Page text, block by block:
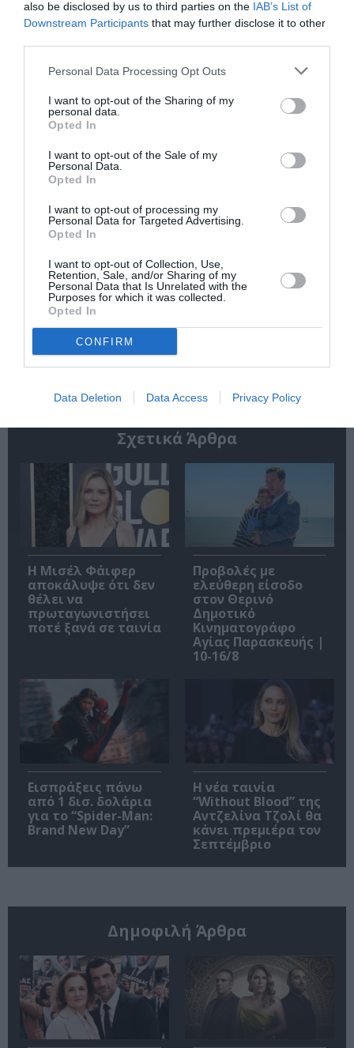
also be disclosed by us to third parties on the IAB’s List of
Downstream Participants that may further disclose it to other
Personal Data Processing Opt Outs
I want to opt-out of the Sharing of my
personal data.
Opted In
I want to opt-out of the Sale of my
Personal Data.
Opted In
I want to opt-out of processing my
Personal Data for Targeted Advertising.
Opted In
I want to opt-out of Collection, Use,
Retention, Sale, and/or Sharing of my
Personal Data that Is Unrelated with the
Purposes for which it was collected.
Opted In
CONFIRM
Data Deletion Data Access Privacy Policy
Νέοι Διαγωνισμοί
Tags
ΔΙΑΛΕΞΕΙΣ - ΟΜΙΛΙΕΣ
ΔΡΑΜΑΤΙΚΗ - ΚΟΙΝΩΝΙΚΗ
ΔΩΡΕΑΝ ΕΚΔΗΛΩΣΕΙΣ
ΚΩΣΤΑΣ ΓΑΒΡΑΣ
ΞΕΝΕΣ ΤΑΙΝΙΕΣ
Newsletter
Κάθε βδομάδα στο e-mail σας τα τελευταία νέα για
την Τέχνη και τον Πολιτισμό!
Ακολουθήστε το Culturenow.gr
Σχετικά Άρθρα
Η Μισέλ Φάιφερ
αποκάλυψε ότι δεν
θέλει να
πρωταγωνιστήσει
ποτέ ξανά σε ταινία
Προβολές με
ελεύθερη είσοδο
στον Θερινό
Δημοτικό
Κινηματογράφο
Αγίας Παρασκευής |
10-16/8
Εισπράξεις πάνω
από 1 δισ. δολάρια
για το “Spider-Man:
Brand New Day”
Η νέα ταινία
“Without Blood” της
Αντζελίνα Τζολί θα
κάνει πρεμιέρα τον
Σεπτέμβριο
Δημοφιλή Άρθρα